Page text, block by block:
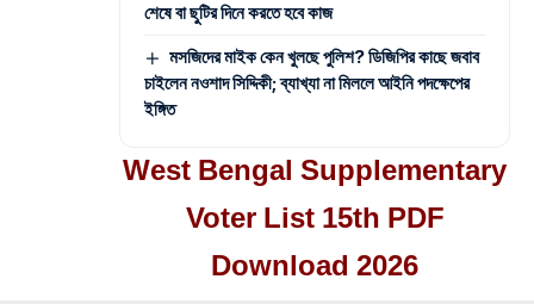
শেষে বা ছুটির দিনে করতে হবে কাজ
মসজিদের মাইক কেন খুলছে পুলিশ? ডিজিপির কাছে জবাব
চাইলেন নওশাদ সিদ্দিকী; ব্যাখ্যা না মিললে আইনি পদক্ষেপের
ইঙ্গিত
West Bengal Supplementary
Voter List 15th PDF
Download 2026